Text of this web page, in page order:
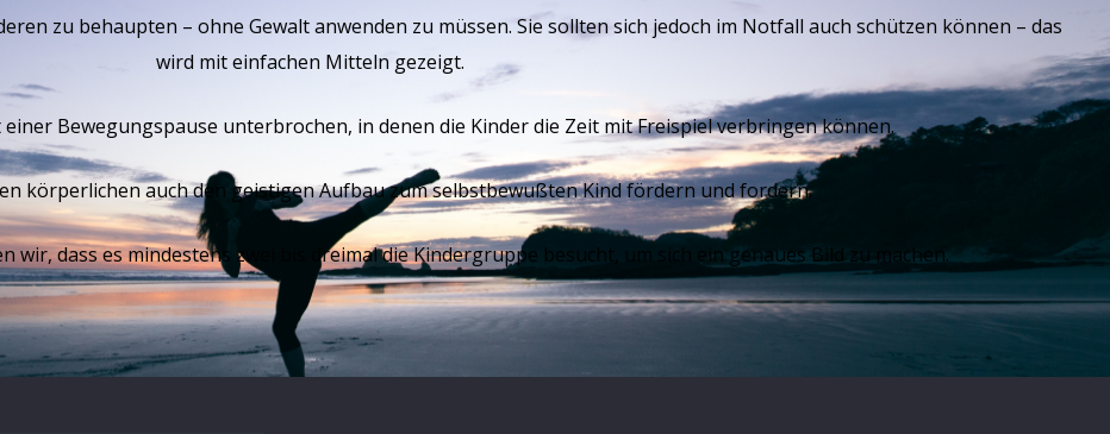
zu behaupten – ohne Gewalt anwenden zu müssen. Sie sollten sich jedoch im Notfall auch schützen können – das
wird mit einfachen Mitteln gezeigt.
Bewegungspause unterbrochen, in denen die Kinder die Zeit mit Freispiel verbringen können.
körperlichen auch den geistigen Aufbau zum selbstbewußten Kind fördern und fordern.
wir, dass es mindestens zwei bis dreimal die Kindergruppe besucht, um sich ein genaues Bild zu machen.